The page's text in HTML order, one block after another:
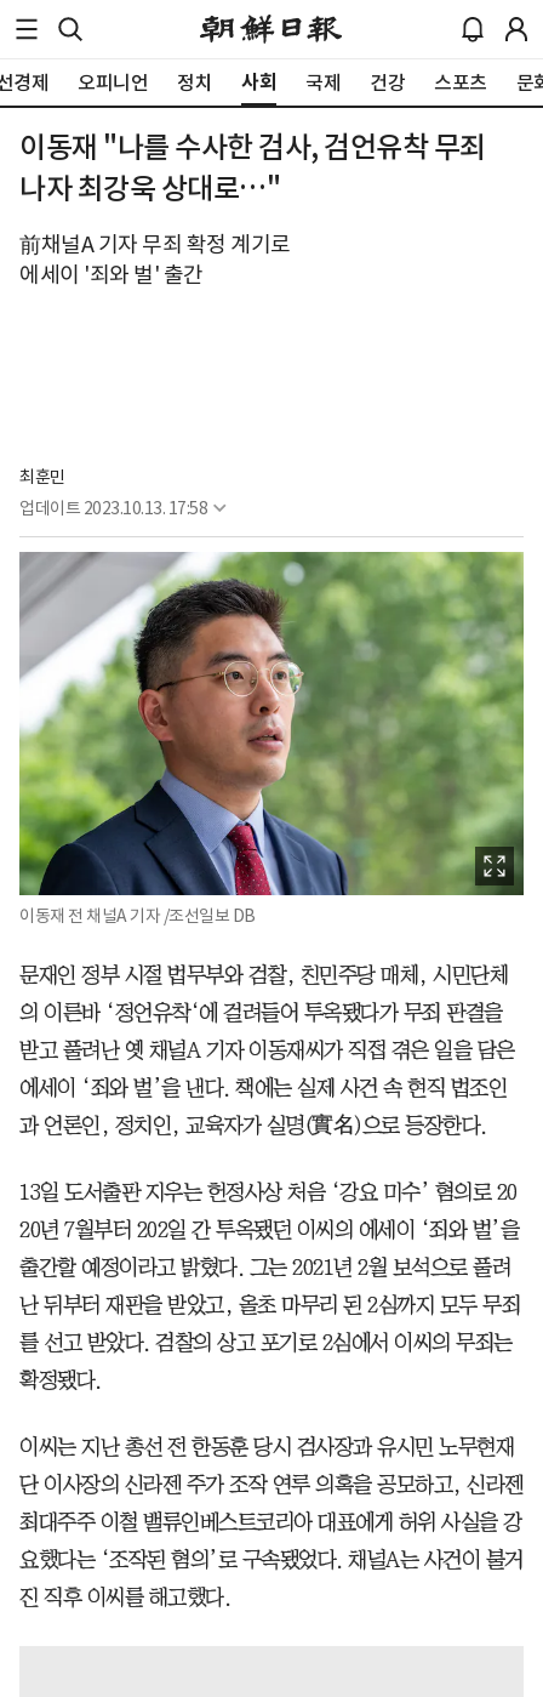
경제 오피니언 정치 사회 국제 건강 스포츠 문
이동재 "나를 수사한 검사, 검언유착 무죄
나자 최강욱 상대로…"
前채널A 기자 무죄 확정 계기로
에세이 '죄와 벌' 출간
최훈민
업데이트 2023.10.13. 17:58
이동재 전 채널A 기자 /조선일보 DB
문재인 정부 시절 법무부와 검찰, 친민주당 매체, 시민단체
의 이른바 ‘정언유착‘에 걸려들어 투옥됐다가 무죄 판결을
받고 풀려난 옛 채널A 기자 이동재씨가 직접 겪은 일을 담은
에세이 ‘죄와 벌’을 낸다. 책에는 실제 사건 속 현직 법조인
과 언론인, 정치인, 교육자가 실명(實名)으로 등장한다.
13일 도서출판 지우는 헌정사상 처음 ‘강요 미수’ 혐의로 20
20년 7월부터 202일 간 투옥됐던 이씨의 에세이 ‘죄와 벌’을
출간할 예정이라고 밝혔다. 그는 2021년 2월 보석으로 풀려
난 뒤부터 재판을 받았고, 올초 마무리 된 2심까지 모두 무죄
를 선고 받았다. 검찰의 상고 포기로 2심에서 이씨의 무죄는
확정됐다.
이씨는 지난 총선 전 한동훈 당시 검사장과 유시민 노무현재
단 이사장의 신라젠 주가 조작 연루 의혹을 공모하고, 신라젠
최대주주 이철 밸류인베스트코리아 대표에게 허위 사실을 강
요했다는 ‘조작된 혐의’로 구속됐었다. 채널A는 사건이 불거
진 직후 이씨를 해고했다.